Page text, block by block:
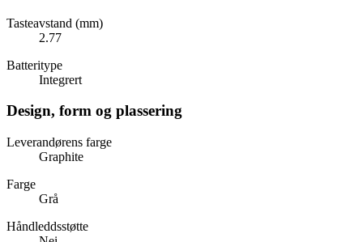
Tasteavstand (mm)
2.77
Batteritype
Integrert
Design, form og plassering
Leverandørens farge
Graphite
Farge
Grå
Håndleddsstøtte